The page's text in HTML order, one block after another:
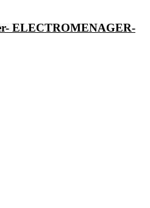
ELECTROMENAGER-